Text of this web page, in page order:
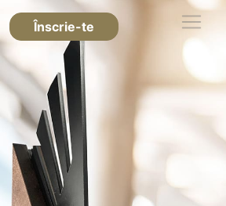
Înscrie-te